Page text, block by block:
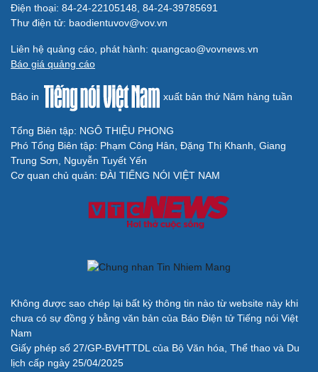
Điện thoại: 84-24-22105148, 84-24-39785691
Thư điện tử: baodientuvov@vov.vn
Liên hệ quảng cáo, phát hành: quangcao@vovnews.vn
Báo giá quảng cáo
Báo in xuất bản thứ Năm hàng tuần
Tổng Biên tập: NGÔ THIỆU PHONG
Phó Tổng Biên tập: Phạm Công Hân, Đặng Thị Khanh, Giang
Trung Sơn, Nguyễn Tuyết Yến
Cơ quan chủ quản: ĐÀI TIẾNG NÓI VIỆT NAM
Không được sao chép lại bất kỳ thông tin nào từ website này khi
chưa có sự đồng ý bằng văn bản của Báo Điện tử Tiếng nói Việt
Nam
Giấy phép số 27/GP-BVHTTDL của Bộ Văn hóa, Thể thao và Du
lịch cấp ngày 25/04/2025